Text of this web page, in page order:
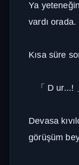
Ya
vardı orada.
Kısa süre
「 D ur...!
Devasa
görüşüm